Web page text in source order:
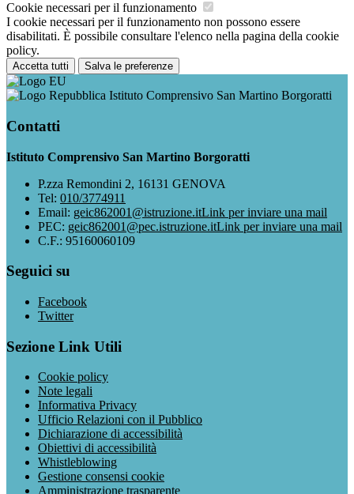
Cookie necessari per il funzionamento
I cookie necessari per il funzionamento non possono essere
disabilitati. È possibile consultare l'elenco nella pagina della cookie
policy.
Accetta tutti Salva le preferenze
Istituto Comprensivo San Martino Borgoratti
Contatti
Istituto Comprensivo San Martino Borgoratti
P.zza Remondini 2, 16131 GENOVA
Tel: 010/3774911
Email: geic862001@istruzione.itLink per inviare una mail
PEC: geic862001@pec.istruzione.itLink per inviare una mail
C.F.: 95160060109
Seguici su
Facebook
Twitter
Sezione Link Utili
Cookie policy
Note legali
Informativa Privacy
Ufficio Relazioni con il Pubblico
Dichiarazione di accessibilità
Obiettivi di accessibilità
Whistleblowing
Gestione consensi cookie
Amministrazione trasparente